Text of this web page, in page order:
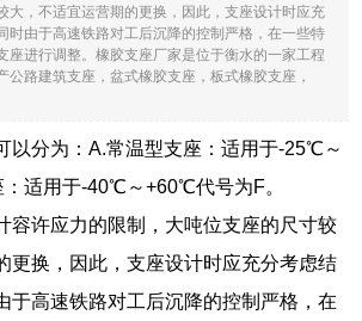
大，不适宜运营期的更换，因此，支座设计时应充
时由于高速铁路对工后沉降的控制严格，在一些特
座进行调整。橡胶支座厂家是位于衡水的一家工程
公路建筑支座，盆式橡胶支座，板式橡胶支座，
以分为：A.常温型支座：适用于-25℃～
适用于-40℃～+60℃代号为F。
容许应力的限制，大吨位支座的尺寸较
更换，因此，支座设计时应充分考虑结
于高速铁路对工后沉降的控制严格，在